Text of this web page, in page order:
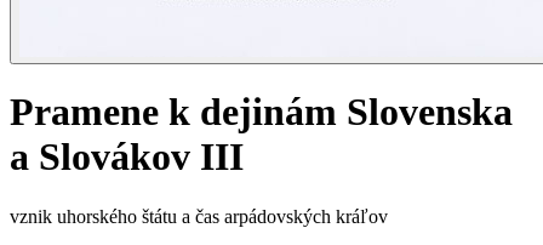
Pramene k dejinám Slovenska
a Slovákov III
vznik uhorského štátu a čas arpádovských kráľov